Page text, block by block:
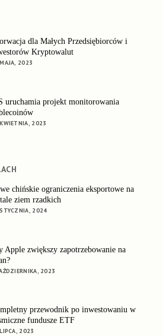
dla Małych Przedsiębiorców i
Kryptowalut
2023
uruchamia projekt monitorowania
2023
chińskie ograniczenia eksportowe na
ziem rzadkich
2024
Apple zwiększy zapotrzebowanie na
2023
przewodnik po inwestowaniu w
fundusze ETF
2023